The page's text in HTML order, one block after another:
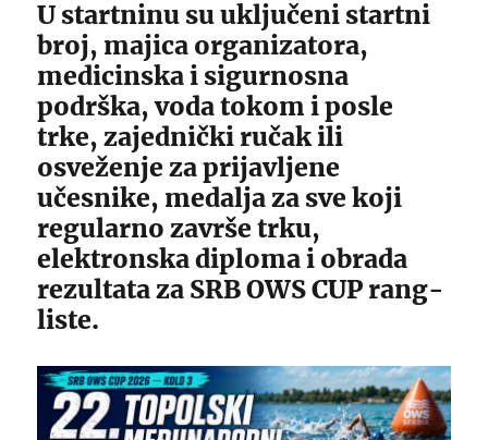
U startninu su uključeni startni
broj, majica organizatora,
medicinska i sigurnosna
podrška, voda tokom i posle
trke, zajednički ručak ili
osveženje za prijavljene
učesnike, medalja za sve koji
regularno završe trku,
elektronska diploma i obrada
rezultata za SRB OWS CUP rang-
liste.